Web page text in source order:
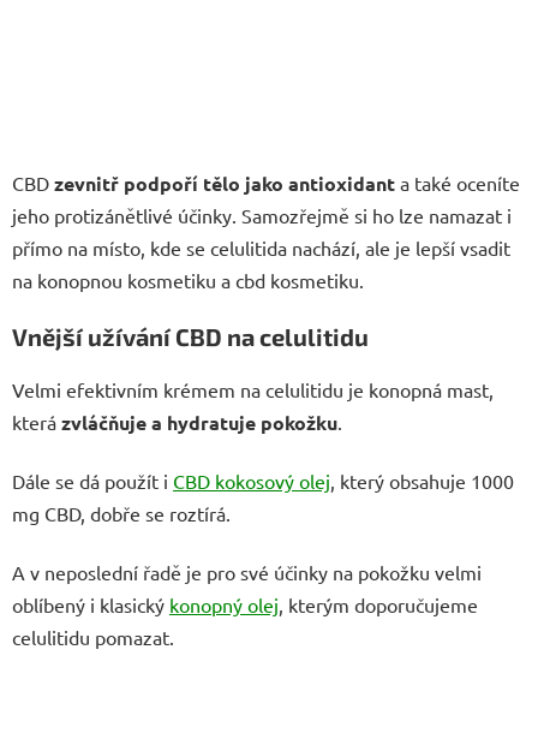
CBD zevnitř podpoří tělo jako antioxidant a také oceníte
jeho protizánětlivé účinky. Samozřejmě si ho lze namazat i
přímo na místo, kde se celulitida nachází, ale je lepší vsadit
na konopnou kosmetiku a cbd kosmetiku.
Vnější užívání CBD na celulitidu
Velmi efektivním krémem na celulitidu je konopná mast,
která zvláčňuje a hydratuje pokožku.
Dále se dá použít i CBD kokosový olej, který obsahuje 1000
mg CBD, dobře se roztírá.
A v neposlední řadě je pro své účinky na pokožku velmi
oblíbený i klasický konopný olej, kterým doporučujeme
celulitidu pomazat.